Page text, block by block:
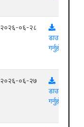
२०२६-०६-२८
डाउनलोड
गर्नुहोस्
२०२६-०६-२७
डाउनलोड
गर्नुहोस्